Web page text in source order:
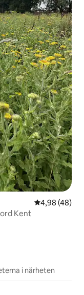
4,98 av 5 i
4,98 (48)
Kent
i närheten